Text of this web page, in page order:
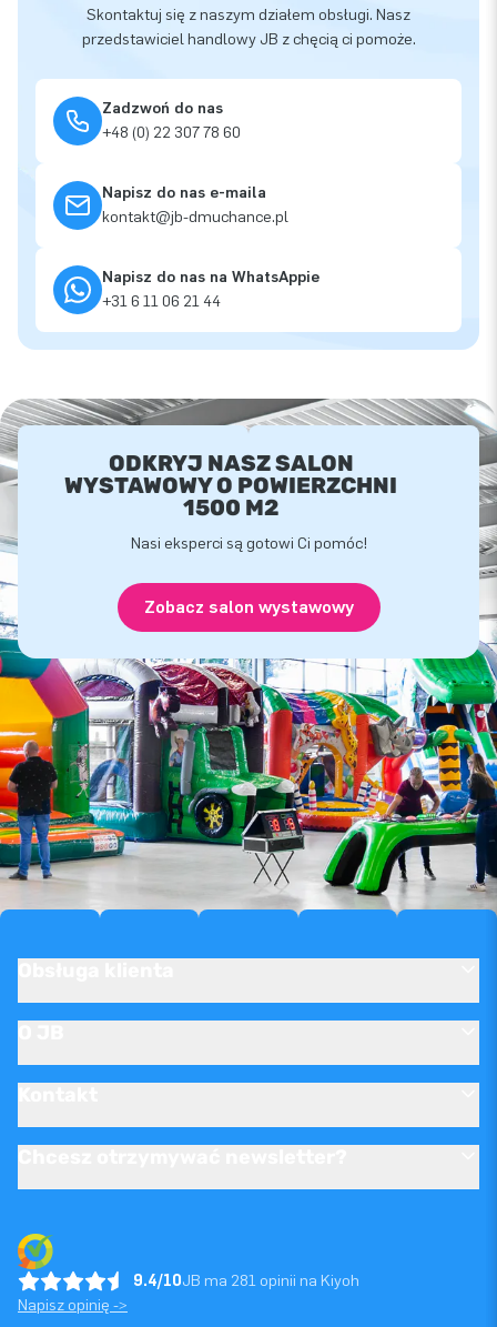
Skontaktuj się z naszym działem obsługi. Nasz
przedstawiciel handlowy JB z chęcią ci pomoże.
Zadzwoń do nas
+48 (0) 22 307 78 60
Napisz do nas e-maila
kontakt@jb-dmuchance.pl
Napisz do nas na WhatsAppie
+31 6 11 06 21 44
ODKRYJ NASZ SALON
WYSTAWOWY O POWIERZCHNI
1500 M2
Nasi eksperci są gotowi Ci pomóc!
Zobacz salon wystawowy
9.4/10JB ma 281 opinii na Kiyoh
Napisz opinię ->